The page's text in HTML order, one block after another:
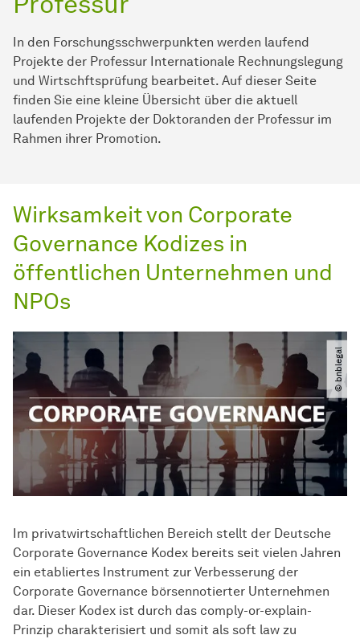
In den Forschungsschwerpunkten werden laufend
Projekte der Professur Internationale Rech­nungs­legung
und Wirtschftsprüfung bearbeitet. Auf dieser Seite
finden Sie eine kleine Übersicht über die aktuell
laufenden Projekte der Doktoranden der Professur im
Rahmen ihrer Promotion.
Wirksamkeit von Corporate
Governance Kodizes in
öffentlichen Unternehmen und
NPOs
© bnblegal
Im privatwirtschaftlichen Bereich stellt der Deutsche
Corporate Governance Kodex bereits seit vielen Jahren
ein etabliertes Instrument zur Verbesserung der
Corporate Governance börsennotierter Unternehmen
dar. Dieser Kodex ist durch das comply-or-explain-
Prinzip charakterisiert und somit als soft law zu